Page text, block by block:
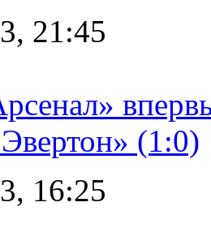
21:45
(1:0)
16:25